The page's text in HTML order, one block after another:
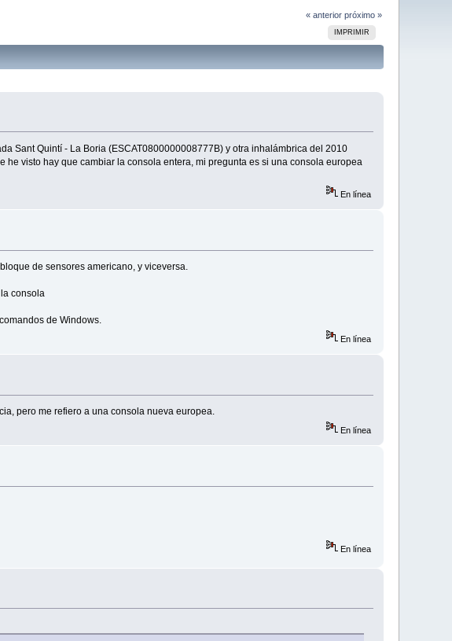
« anterior próximo »
IMPRIMIR
Sant Quintí - La Boria (ESCAT0800000008777B) y otra inhalámbrica del 2010
visto hay que cambiar la consola entera, mi pregunta es si una consola europea
En línea
de sensores americano, y viceversa.
consola
de Windows.
En línea
pero me refiero a una consola nueva europea.
En línea
En línea